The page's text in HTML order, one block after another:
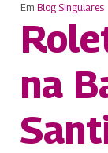
Em Blog Singulares
na